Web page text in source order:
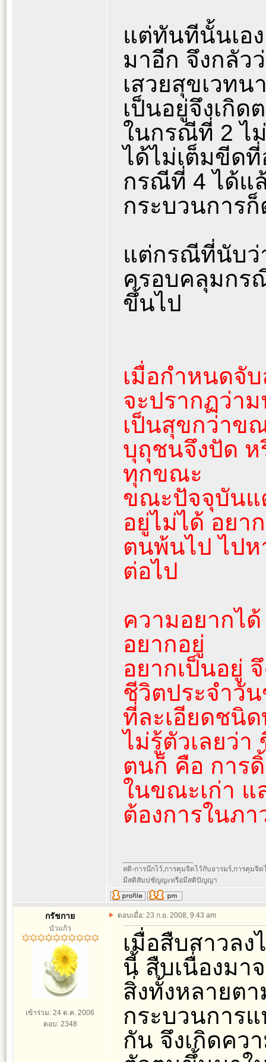
แต่ทันทีนั้นเอ
มาอีก จึงกลัว
เสวยสุขเวท
เป็นอยู่จึงเกิ
ในกรณีที่ 2 ไ
ได้ไม่เต็มขีด
กรณีที่ 4 ได้แ
กระบวนการ
แต่กรณีที่นับว่
ครอบคลุมกร
ขึ้นไป
เมื่อกำหนดจั
จะปรากฏว่า
เป็นสุขกว่าข
บุถุชนจึงปัด
ทุกขณะ
ขณะปัจจุบันแ
อยู่ไม่ได้ อยา
ตนพ้นไป ไปห
ต่อไป
ความอยากได้
อยากอยู่
อยากเป็นอยู่
ชีวิตประจำวั
ที่ละเอียดชนิ
ไม่รู้ตัวเลยว่
ตนก็ คือ การ
ในขณะเก่า แ
ต้องการในภ
สติ-การนึกไว้,การคุมจิตไว้กับอารมร์,การคุมจิ
มีสติสัมปชัญญะหรือมีสติปัญญา
กรัชกาย
บัวแก้ว
เข้าร่วม: 24 ต.ค. 2006
ตอบ: 2348
ตอบเมื่อ: 23 ก.ย. 2008, 9:43 am
เมื่อสืบสาวล
นี้ สืบเนื่องมา
สิ่งทั้งหลายต
กระบวนการ
กัน จึงเกิดคว